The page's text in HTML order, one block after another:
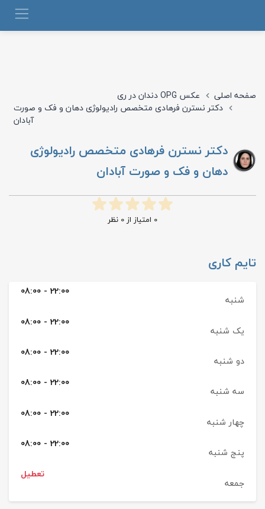
صفحه اصلی
عکس OPG دندان در ری
دکتر نسترن فرهادی متخصص رادیولوژی دهان و فک و صورت
آبادان
دکتر نسترن فرهادی متخصص رادیولوژی
دهان و فک و صورت آبادان
0 امتیاز از 0 نظر
تایم کاری
08:00 - 22:00
شنبه
08:00 - 22:00
یک شنبه
08:00 - 22:00
دو شنبه
08:00 - 22:00
سه شنبه
08:00 - 22:00
چهار شنبه
08:00 - 22:00
پنج شنبه
تعطیل
جمعه